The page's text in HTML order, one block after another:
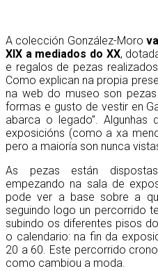
A colección González-Moro
XIX a mediados do XX,
e regalos de pezas
Como explican na propia
na web do museo son
formas e gusto de vestir en
abarca o legado”.
exposicións (como a xa
pero a maioría son nunca
As pezas están
empezando na sala de
pode ver a base sobre a
seguindo logo un percorrido
subindo os diferentes pisos
o calendario: na fin da
20 a 60. Este percorrido
como cambiou a moda.